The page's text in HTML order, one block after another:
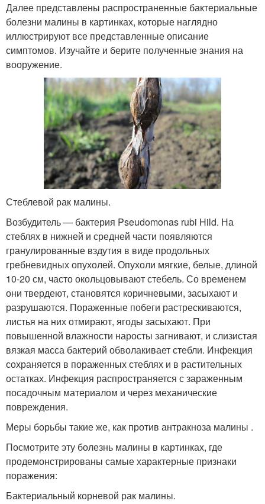
Далее представлены распространенные бактериальные
болезни малины в картинках, которые наглядно
иллюстрируют все представленные описание
симптомов. Изучайте и берите полученные знания на
вооружение.
Стеблевой рак малины.
Возбудитель — бактерия Pseudomonas rubi Hild. На
стеблях в нижней и средней части появляются
гранулированные вздутия в виде продольных
гребневидных опухолей. Опухоли мягкие, белые, длиной
10-20 см, часто окольцовывают стебель. Со временем
они твердеют, становятся коричневыми, засыхают и
разрушаются. Пораженные побеги растрескиваются,
листья на них отмирают, ягоды засыхают. При
повышенной влажности наросты загнивают, и слизистая
вязкая масса бактерий обволакивает стебли. Инфекция
сохраняется в пораженных стеблях и в растительных
остатках. Инфекция распространяется с зараженным
посадочным материалом и через механические
повреждения.
Меры борьбы такие же, как против антракноза малины .
Посмотрите эту болезнь малины в картинках, где
продемонстрированы самые характерные признаки
поражения:
Бактериальный корневой рак малины.